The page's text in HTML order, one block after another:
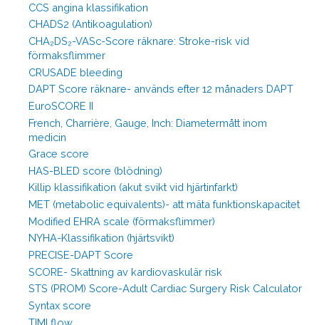
CCS angina klassifikation
CHADS2 (Antikoagulation)
CHA₂DS₂-VASc-Score räknare: Stroke-risk vid
förmaksflimmer
CRUSADE bleeding
DAPT Score räknare- används efter 12 månaders DAPT
EuroSCORE II
French, Charrière, Gauge, Inch: Diametermått inom
medicin
Grace score
HAS-BLED score (blödning)
Killip klassifikation (akut svikt vid hjärtinfarkt)
MET (metabolic equivalents)- att mäta funktionskapacitet
Modified EHRA scale (förmaksflimmer)
NYHA-Klassifikation (hjärtsvikt)
PRECISE-DAPT Score
SCORE- Skattning av kardiovaskulär risk
STS (PROM) Score-Adult Cardiac Surgery Risk Calculator
Syntax score
TIMI flow